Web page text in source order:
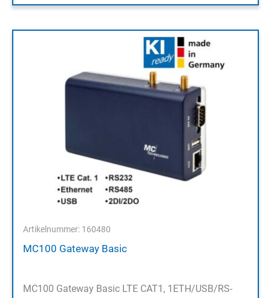
Artikelnummer: 160480
MC100 Gateway Basic
MC100 Gateway Basic LTE CAT1, 1ETH/USB/RS-